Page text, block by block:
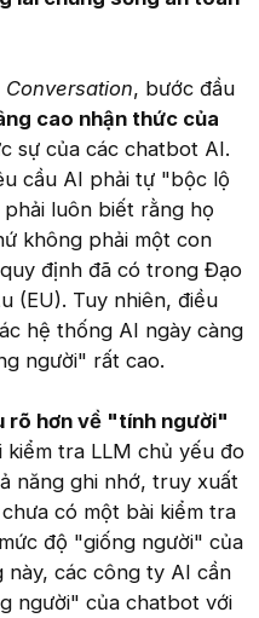
Conversation, bước đầu
cao nhận thức của
sự của các chatbot AI.
cầu AI phải tự "bộc lộ
luôn biết rằng họ
không phải một con
định đã có trong Đạo
(EU). Tuy nhiên, điều
hệ thống AI ngày càng
người" rất cao.
rõ hơn về "tính người"
kiểm tra LLM chủ yếu đo
năng ghi nhớ, truy xuất
có một bài kiểm tra
độ "giống người" của
này, các công ty AI cần
người" của chatbot với